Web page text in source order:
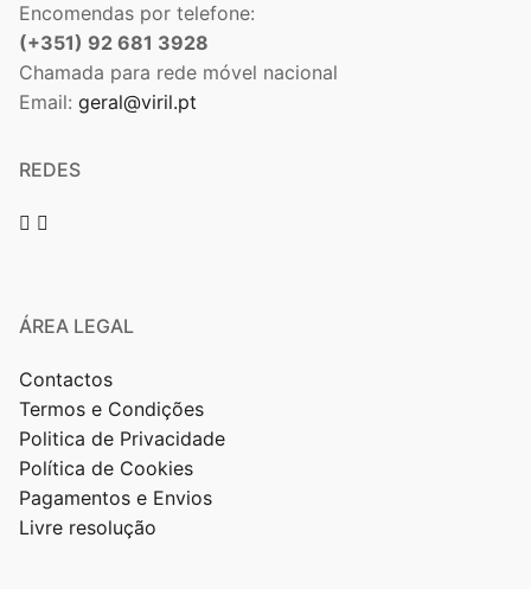
Encomendas por telefone:
(+351) 92 681 3928
Chamada para rede móvel nacional
Email: geral@viril.pt
REDES
ÁREA LEGAL
Contactos
Termos e Condições
Politica de Privacidade
Política de Cookies
Pagamentos e Envios
Livre resolução